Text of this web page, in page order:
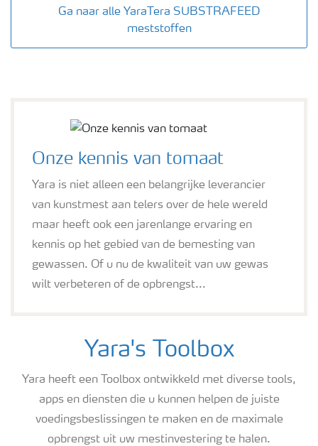
Ga naar alle YaraTera SUBSTRAFEED
meststoffen
Onze kennis van tomaat
Yara is niet alleen een belangrijke leverancier
van kunstmest aan telers over de hele wereld
maar heeft ook een jarenlange ervaring en
kennis op het gebied van de bemesting van
gewassen. Of u nu de kwaliteit van uw gewas
wilt verbeteren of de opbrengst...
Yara's Toolbox
Yara heeft een Toolbox ontwikkeld met diverse tools,
apps en diensten die u kunnen helpen de juiste
voedingsbeslissingen te maken en de maximale
opbrengst uit uw mestinvestering te halen.